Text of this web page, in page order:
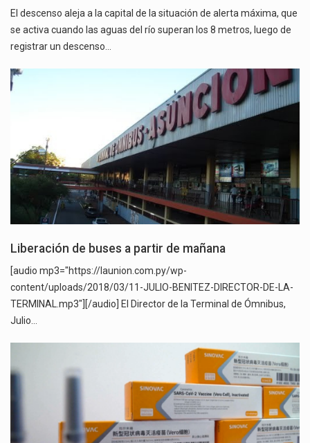
El descenso aleja a la capital de la situación de alerta máxima, que
se activa cuando las aguas del río superan los 8 metros, luego de
registrar un descenso…
Liberación de buses a partir de mañana
[audio mp3="https://launion.com.py/wp-
content/uploads/2018/03/11-JULIO-BENITEZ-DIRECTOR-DE-LA-
TERMINAL.mp3"][/audio] El Director de la Terminal de Ómnibus,
Julio…